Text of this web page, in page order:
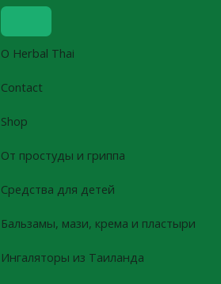
О Herbal Thai
Contact
Shop
От простуды и гриппа
Средства для детей
Бальзамы, мази, крема и пластыри
Ингаляторы из Таиланда